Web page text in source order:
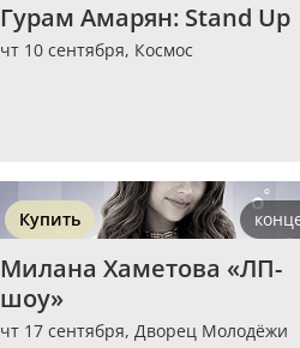
Гурам Амарян: Stand Up
чт 10 сентября, Космос
Купить
Милана Хаметова «ЛП-
шоу»
чт 17 сентября, Дворец Молодёжи